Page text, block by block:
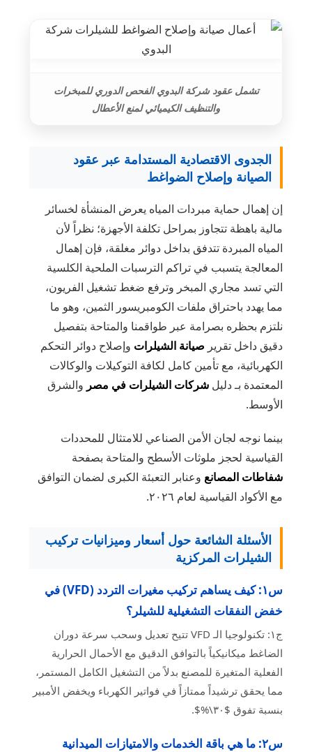
تشمل عقود شركة البدوي الفحص الدوري للمبخرات
والتنظيف الكيميائي لمنع الأعطال
الجدوى الاقتصادية المستدامة عبر عقود
الصيانة وإصلاح الضواغط
إن إهمال حماية مبردات المياه يعرض المنشأة لخسائر
مالية باهظة تتجاوز بمراحل تكلفة الأجهزة؛ نظراً لأن
المياه المبردة تتدفق بداخل دوائر مغلقة، فإن إهمال
المعالجة يتسبب في تراكم الترسبات الملحية الكلسية
التي تسد مجاري المبخر وترفع ضغط تشغيل الفريون،
مما يهدد باحتراق ملفات الكومبريسور الثمين، وهو ما
نلتزم بحظره بصرامة عبر طواقمنا والمتاحة بتفصيل
دقيق داخل تقرير صيانة الشيلرات وإصلاح دوائر التحكم
الكهربائية، مع تأمين كامل لكافة التوكيلات والوكالات
المعتمدة بـ دليلشركات الشيلرات في مصر والشرق
الأوسط.
بينما نوجه لجان الأمن الصناعي للامتثال للمحددات
القياسية لحجز ملوثات الأسطح والمتاحة بصفحة
شفاطات المصانع وعنابر التعبئة الكبرى لضمان التوافق
مع الأكواد القياسية لعام ٢٠٢٦.
الأسئلة الشائعة حول أسعار وميزانيات تركيب
الشيلرات المركزية
س١: كيف يساهم تركيب مغيرات التردد (VFD) في
خفض النفقات التشغيلية للشيلر؟
ج١: تكنولوجيا الـ VFD تتيح تعديل وسحب سرعة دوران
الضاغط ميكانيكياً بالتوافق الدقيق مع الأحمال الحرارية
الفعلية المتغيرة للمصنع بدلاً من التشغيل الكامل المستمر،
مما يحقق ترشيداً ممتازاً في فواتير الكهرباء ويخفض الأمبير
بنسبة تفوق $٣٠\%$.
س٢: ما هي باقة الخدمات والامتيازات الميدانية